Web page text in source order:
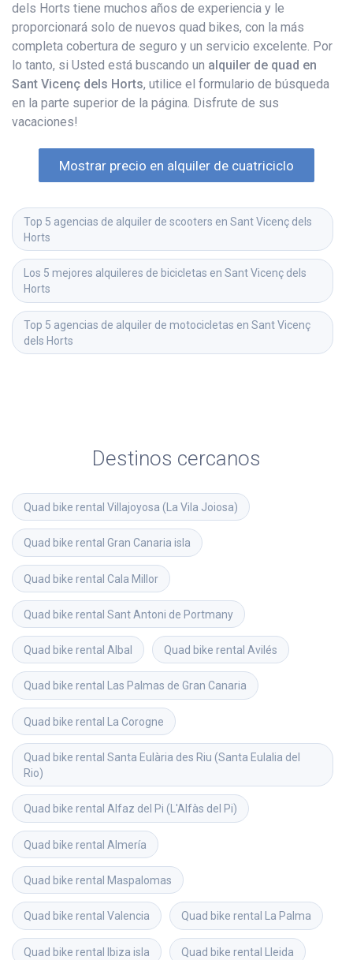
dels Horts tiene muchos años de experiencia y le
proporcionará solo de nuevos quad bikes, con la más
completa cobertura de seguro y un servicio excelente. Por
lo tanto, si Usted está buscando un alquiler de quad en
Sant Vicenç dels Horts, utilice el formulario de búsqueda
en la parte superior de la página. Disfrute de sus
vacaciones!
Mostrar precio en alquiler de cuatriciclo
Top 5 agencias de alquiler de scooters en Sant Vicenç dels
Horts
Los 5 mejores alquileres de bicicletas en Sant Vicenç dels
Horts
Top 5 agencias de alquiler de motocicletas en Sant Vicenç
dels Horts
Destinos cercanos
Quad bike rental Villajoyosa (La Vila Joiosa)
Quad bike rental Gran Canaria isla
Quad bike rental Cala Millor
Quad bike rental Sant Antoni de Portmany
Quad bike rental Albal Quad bike rental Avilés
Quad bike rental Las Palmas de Gran Canaria
Quad bike rental La Corogne
Quad bike rental Santa Eulària des Riu (Santa Eulalia del
Rio)
Quad bike rental Alfaz del Pi (L'Alfàs del Pi)
Quad bike rental Almería
Quad bike rental Maspalomas
Quad bike rental Valencia Quad bike rental La Palma
Quad bike rental Ibiza isla Quad bike rental Lleida